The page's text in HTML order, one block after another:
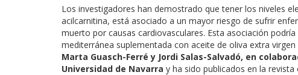
Los investigadores han demostrado que tener los niveles
acilcarnitina, está asociado a un mayor riesgo de sufrir
muerto por causas cardiovasculares. Esta asociación
mediterránea suplementada con aceite de oliva extra
Marta Guasch-Ferré y Jordi Salas-Salvadó, en
Universidad de Navarra y ha sido publicados en la revista